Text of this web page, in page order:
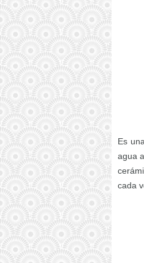
Es
agua
cada